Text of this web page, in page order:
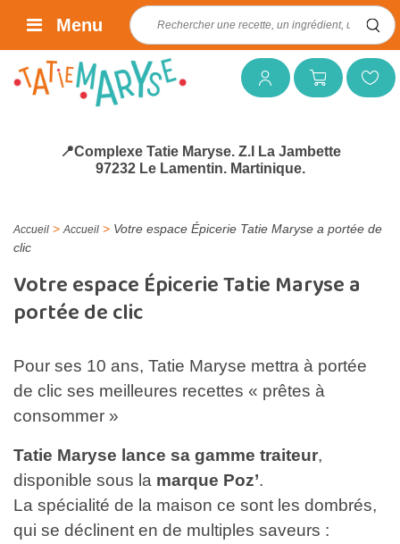
Mon compteMon panierMes favoris
Rechercher :
Menu
📍Complexe Tatie Maryse. Z.I La Jambette
97232 Le Lamentin. Martinique.
Accueil > Accueil > Votre espace Épicerie Tatie Maryse a portée de
clic
Votre espace Épicerie Tatie Maryse a
portée de clic
Pour ses 10 ans, Tatie Maryse mettra à portée
de clic ses meilleures recettes « prêtes à
consommer »
Tatie Maryse lance sa gamme traiteur,
disponible sous la marque Poz’.
La spécialité de la maison ce sont les dombrés,
qui se déclinent en de multiples saveurs :